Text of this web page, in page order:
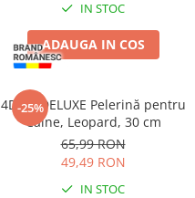
IN STOC
ADAUGA IN COS
-25%
4DOG DELUXE Pelerină pentru
Câine, Leopard, 30 cm
65,99 RON
49,49 RON
IN STOC